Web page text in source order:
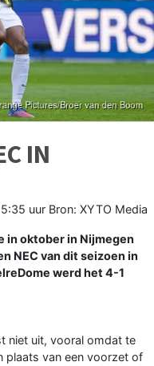
IN
uur Bron: XYTO Media
in oktober in Nijmegen
NEC van dit seizoen in
werd het 4-1
niet uit, vooral omdat te
plaats van een voorzet of